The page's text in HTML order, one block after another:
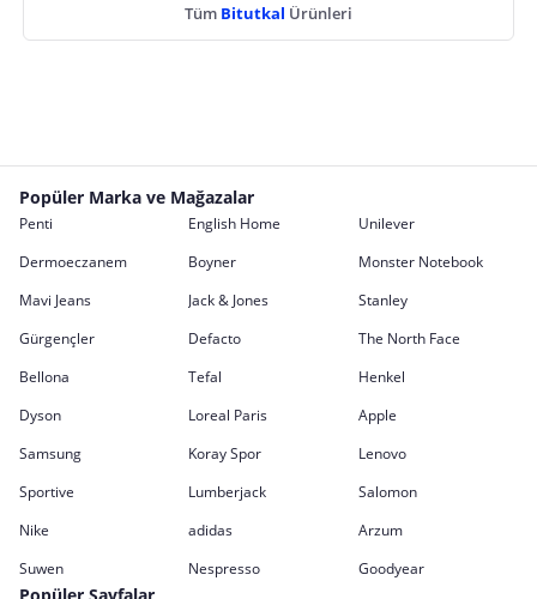
Tüm Bitutkal Ürünleri
Popüler Marka ve Mağazalar
Penti English Home
Unilever
Dermoeczanem
Boyner
Monster Notebook
Mavi Jeans
Jack & Jones
Stanley
Gürgençler
Defacto
The North Face
Bellona
Tefal
Henkel
Dyson
Loreal Paris
Apple
Samsung
Koray Spor
Lenovo
Sportive
Lumberjack
Salomon
Nike
adidas
Arzum
Suwen
Nespresso Goodyear